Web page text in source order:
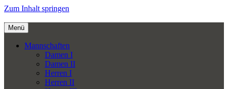
Zum Inhalt springen
Menü
Mannschaften
Damen I
Damen II
Herren I
Herren II